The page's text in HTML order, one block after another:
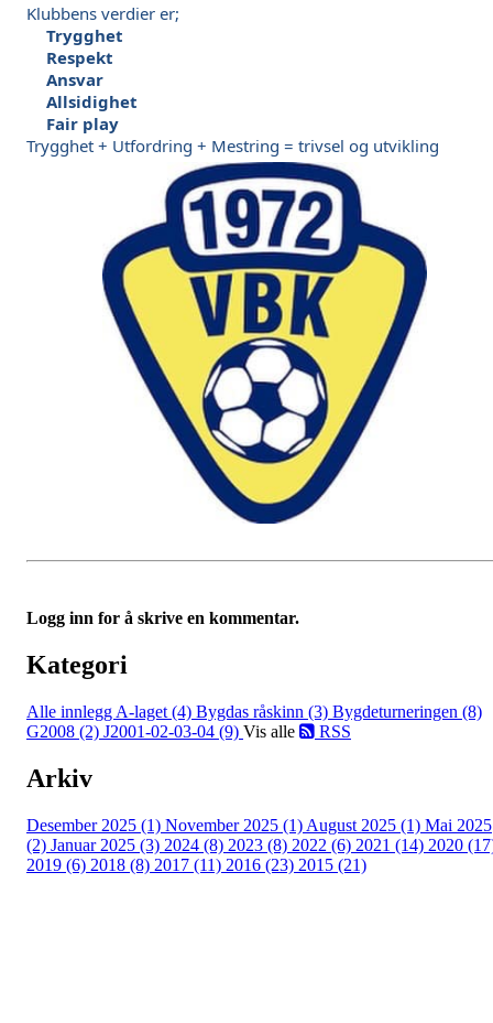
Klubbens verdier er;
Trygghet
Respekt
Ansvar
Allsidighet
Fair play
Trygghet + Utfordring + Mestring = trivsel og utvikling
Logg inn for å skrive en kommentar.
Kategori
Alle innlegg A-laget (4) Bygdas råskinn (3) Bygdeturneringen (8)
G2008 (2) J2001-02-03-04 (9) Vis alle RSS
Arkiv
Desember 2025 (1) November 2025 (1) August 2025 (1) Mai 2025
(2) Januar 2025 (3) 2024 (8) 2023 (8) 2022 (6) 2021 (14) 2020
2019 (6) 2018 (8) 2017 (11) 2016 (23) 2015 (21)